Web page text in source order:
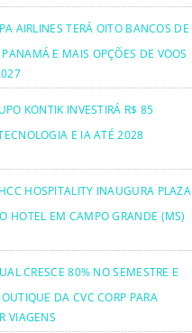
AIRLINES TERÁ OITO BANCOS DE
E MAIS OPÇÕES DE VOOS
KONTIK INVESTIRÁ R$ 85
E IA ATÉ 2028
HCC HOSPITALITY INAUGURA PLAZA
HOTEL EM CAMPO GRANDE (MS)
CRESCE 80% NO SEMESTRE E
DA CVC CORP PARA
VIAGENS